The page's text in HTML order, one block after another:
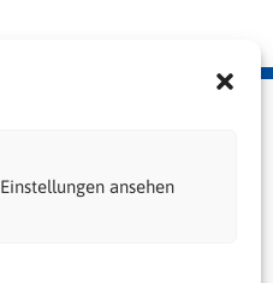
Einstellungen ansehen